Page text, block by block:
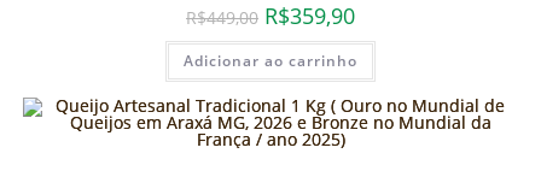
R$449,00 R$359,90
Adicionar ao carrinho